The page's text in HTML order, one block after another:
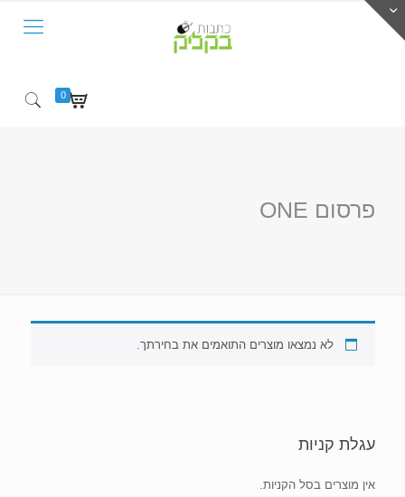
0
פרסום ONE
לא נמצאו מוצרים התואמים את בחירתך.
עגלת קניות
אין מוצרים בסל הקניות.